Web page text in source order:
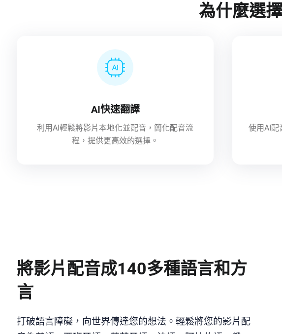
為什麼選
AI快速翻譯
利用AI輕鬆將影片本地化並配音，簡化配音流
程，提供更高效的選擇。
使用AI配
將影片配音成140多種語言和方
言
打破語言障礙，向世界傳達您的想法。輕鬆將您的影片配